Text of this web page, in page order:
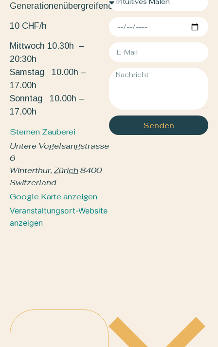
Generationenübergreifend.
10 CHF/h
Mittwoch 10.30h –
20:30h
Samstag 10.00h –
17.00h
Sonntag 10.00h –
17.00h
Sternen Zauberei
Untere Vogelsangstrasse
6
Winterthur, Zürich8400
Switzerland
Google Karte anzeigen
Veranstaltungsort-Website
anzeigen
Senden